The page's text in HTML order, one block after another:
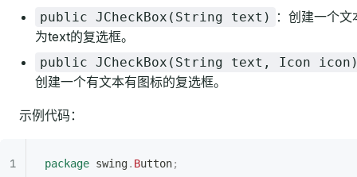
public JCheckBox(String text)
：创建一个文
为text的复选框。
public JCheckBox(String text, Icon
创建一个有文本有图标的复选框。
示例代码：
package swing. Button;